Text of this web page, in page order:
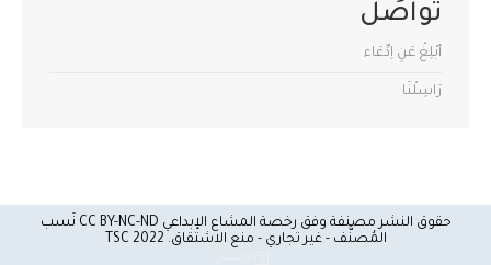
تَواصُل
أبْلِغْ عَنِ اِدِّعَاء
رَاسِلْنَا
حقوق النشر مصنفة وفق رخصة المشاع الإبداعي CC BY-NC-ND نَسب
المُصنَّف - غير تجاري - منع الاشتقاق. 2022 TSC